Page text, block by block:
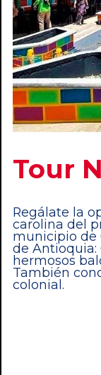
Tour
Regálate la
carolina del
municipio de
de Antioquia:
hermosos
También
colonial.